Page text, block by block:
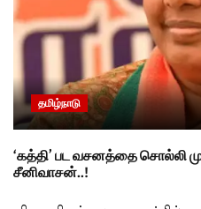
தமிழ்நாடு
‘கத்தி’ பட வசனத்தை சொல்லி
சீனிவாசன்..!